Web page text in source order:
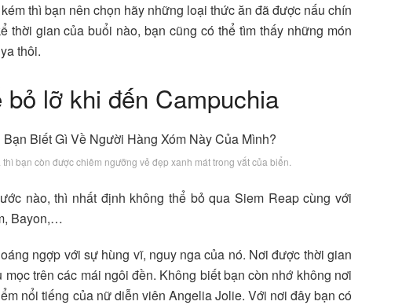
thì bạn nên chọn hãy những loại thức ăn đã được nấu chín
thời gian của buổi nào, bạn cũng có thể tìm thấy những món
thôi.
lỡ khi đến Campuchia
bạn còn được chiêm ngưỡng vẻ đẹp xanh mát trong vắt của biển.
nào, thì nhất định không thể bỏ qua Siem Reap cùng với
Bayon,…
ngợp với sự hùng vĩ, nguy nga của nó. Nơi được thời gian
trên các mái ngôi đền. Không biết bạn còn nhớ không nơi
nổi tiếng của nữ diễn viên Angelia Jolie. Với nơi đây bạn có